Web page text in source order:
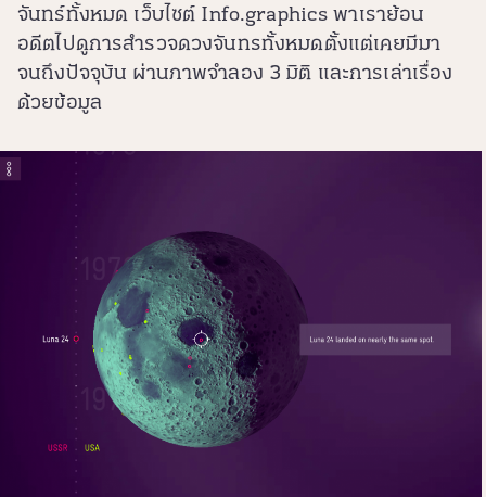
จันทร์ทั้งหมด เว็บไซต์ Info.graphics พาเราย้อน
อดีตไปดูการสำรวจดวงจันทรทั้งหมดตั้งแต่เคยมีมา
จนถึงปัจจุบัน ผ่านภาพจำลอง 3 มิติ และการเล่าเรื่อง
ด้วยข้อมูล